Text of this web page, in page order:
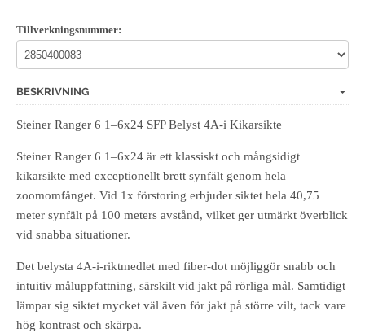
Tillverkningsnummer:
BESKRIVNING
Steiner Ranger 6 1–6x24 SFP Belyst 4A-i Kikarsikte
Steiner Ranger 6 1–6x24 är ett klassiskt och mångsidigt
kikarsikte med exceptionellt brett synfält genom hela
zoomomfånget. Vid 1x förstoring erbjuder siktet hela 40,75
meter synfält på 100 meters avstånd, vilket ger utmärkt överblick
vid snabba situationer.
Det belysta 4A-i-riktmedlet med fiber-dot möjliggör snabb och
intuitiv måluppfattning, särskilt vid jakt på rörliga mål. Samtidigt
lämpar sig siktet mycket väl även för jakt på större vilt, tack vare
hög kontrast och skärpa.